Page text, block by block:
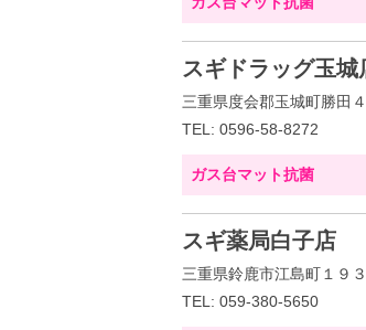
スギドラッグ玉城
三重県度会郡玉城町勝田
TEL: 0596-58-8272
ガス台マット抗菌
スギ薬局白子店
三重県鈴鹿市江島町１９３
TEL: 059-380-5650